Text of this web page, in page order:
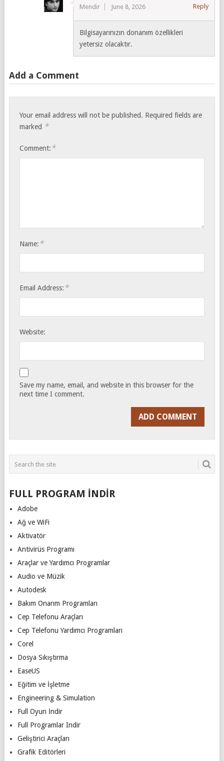
Mendir June 8, 2026 Reply
Bilgisayarınızın donanım özellikleri
yetersiz olacaktır.
Add a Comment
Your email address will not be published. Required fields are
marked *
Comment: *
Name: *
Email Address: *
Website:
Save my name, email, and website in this browser for the
next time I comment.
FULL PROGRAM İNDİR
Adobe
Ağ ve WiFi
Aktivatör
Antivirüs Programı
Araçlar ve Yardımcı Programlar
Audio ve Müzik
Autodesk
Bakım Onarım Programları
Cep Telefonu Araçları
Cep Telefonu Yardımcı Programları
Corel
Dosya Sıkıştırma
EaseUS
Eğitim ve İşletme
Engineering & Simulation
Full Oyun İndir
Full Programlar Indir
Geliştirici Araçları
Grafik Editörleri